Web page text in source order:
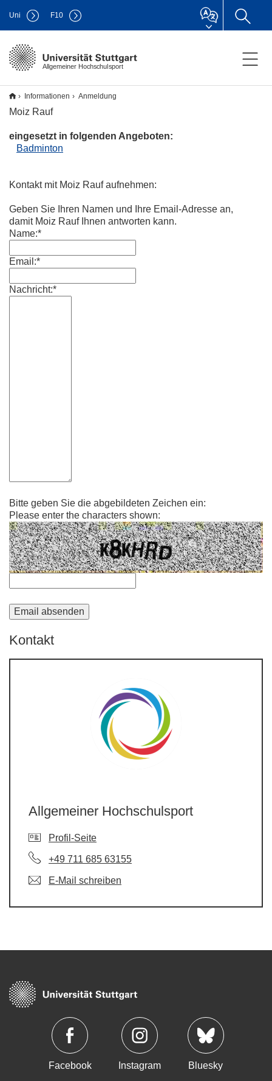
Allgemeiner Hochschulsport
Uni F10
Informationen Anmeldung
Moiz Rauf
eingesetzt in folgenden Angeboten:
Badminton
Kontakt mit Moiz Rauf aufnehmen:
Geben Sie Ihren Namen und Ihre Email-Adresse an,
damit Moiz Rauf Ihnen antworten kann.
Name:*
Email:*
Nachricht:*
Bitte geben Sie die abgebildeten Zeichen ein:
Please enter the characters shown:
Kontakt
Allgemeiner Hochschulsport
Profil-Seite
+49 711 685 63155
E-Mail schreiben
Facebook Instagram Bluesky